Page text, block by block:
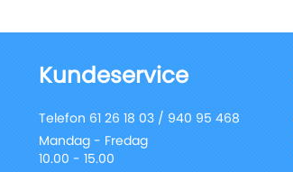
Kundeservice
Telefon 61 26 18 03 / 940 95 468
Mandag - Fredag
10.00 - 15.00